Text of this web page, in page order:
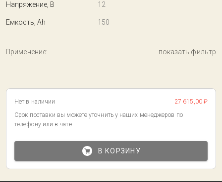
Напряжение, В 12
Емкость, Ah 150
Применение: показать фильтр
Нет в наличии
27 615,00 ₽
Срок поставки вы можете уточнить у наших менеджеров по
телефону или в чате
В КОРЗИНУ